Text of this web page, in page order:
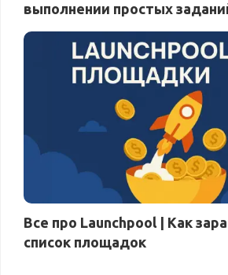
выполнении простых
Все про Launchpool | Как
список площадок